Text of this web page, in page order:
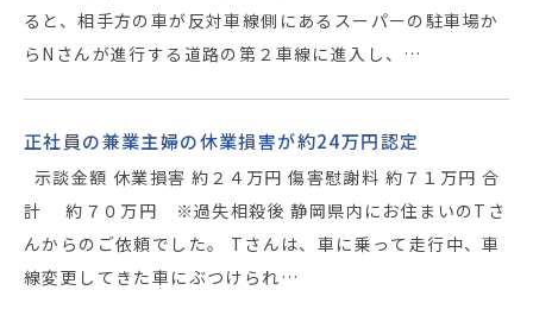
ると、相手方の車が反対車線側にあるスーパーの駐車場か
らNさんが進行する道路の第２車線に進入し、…
正社員の兼業主婦の休業損害が約24万円認定
示談金額 休業損害 約２４万円 傷害慰謝料 約７１万円 合
計 約７０万円 ※過失相殺後 静岡県内にお住まいのTさ
んからのご依頼でした。 Tさんは、車に乗って走行中、車
線変更してきた車にぶつけられ…